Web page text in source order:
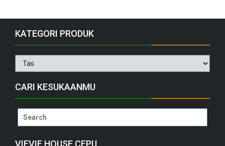
KATEGORI PRODUK
CARI KESUKAANMU
Search
VIEVIE HOUSE CEPU